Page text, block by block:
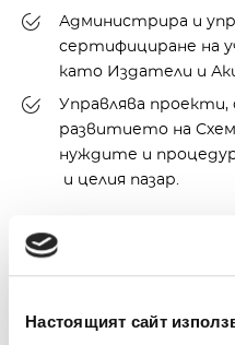
Настоящият сайт
Администрира и
сертифициране на
като Издатели и
Управлява проекти,
развитието на
нуждите и
и целия пазар.
решения по